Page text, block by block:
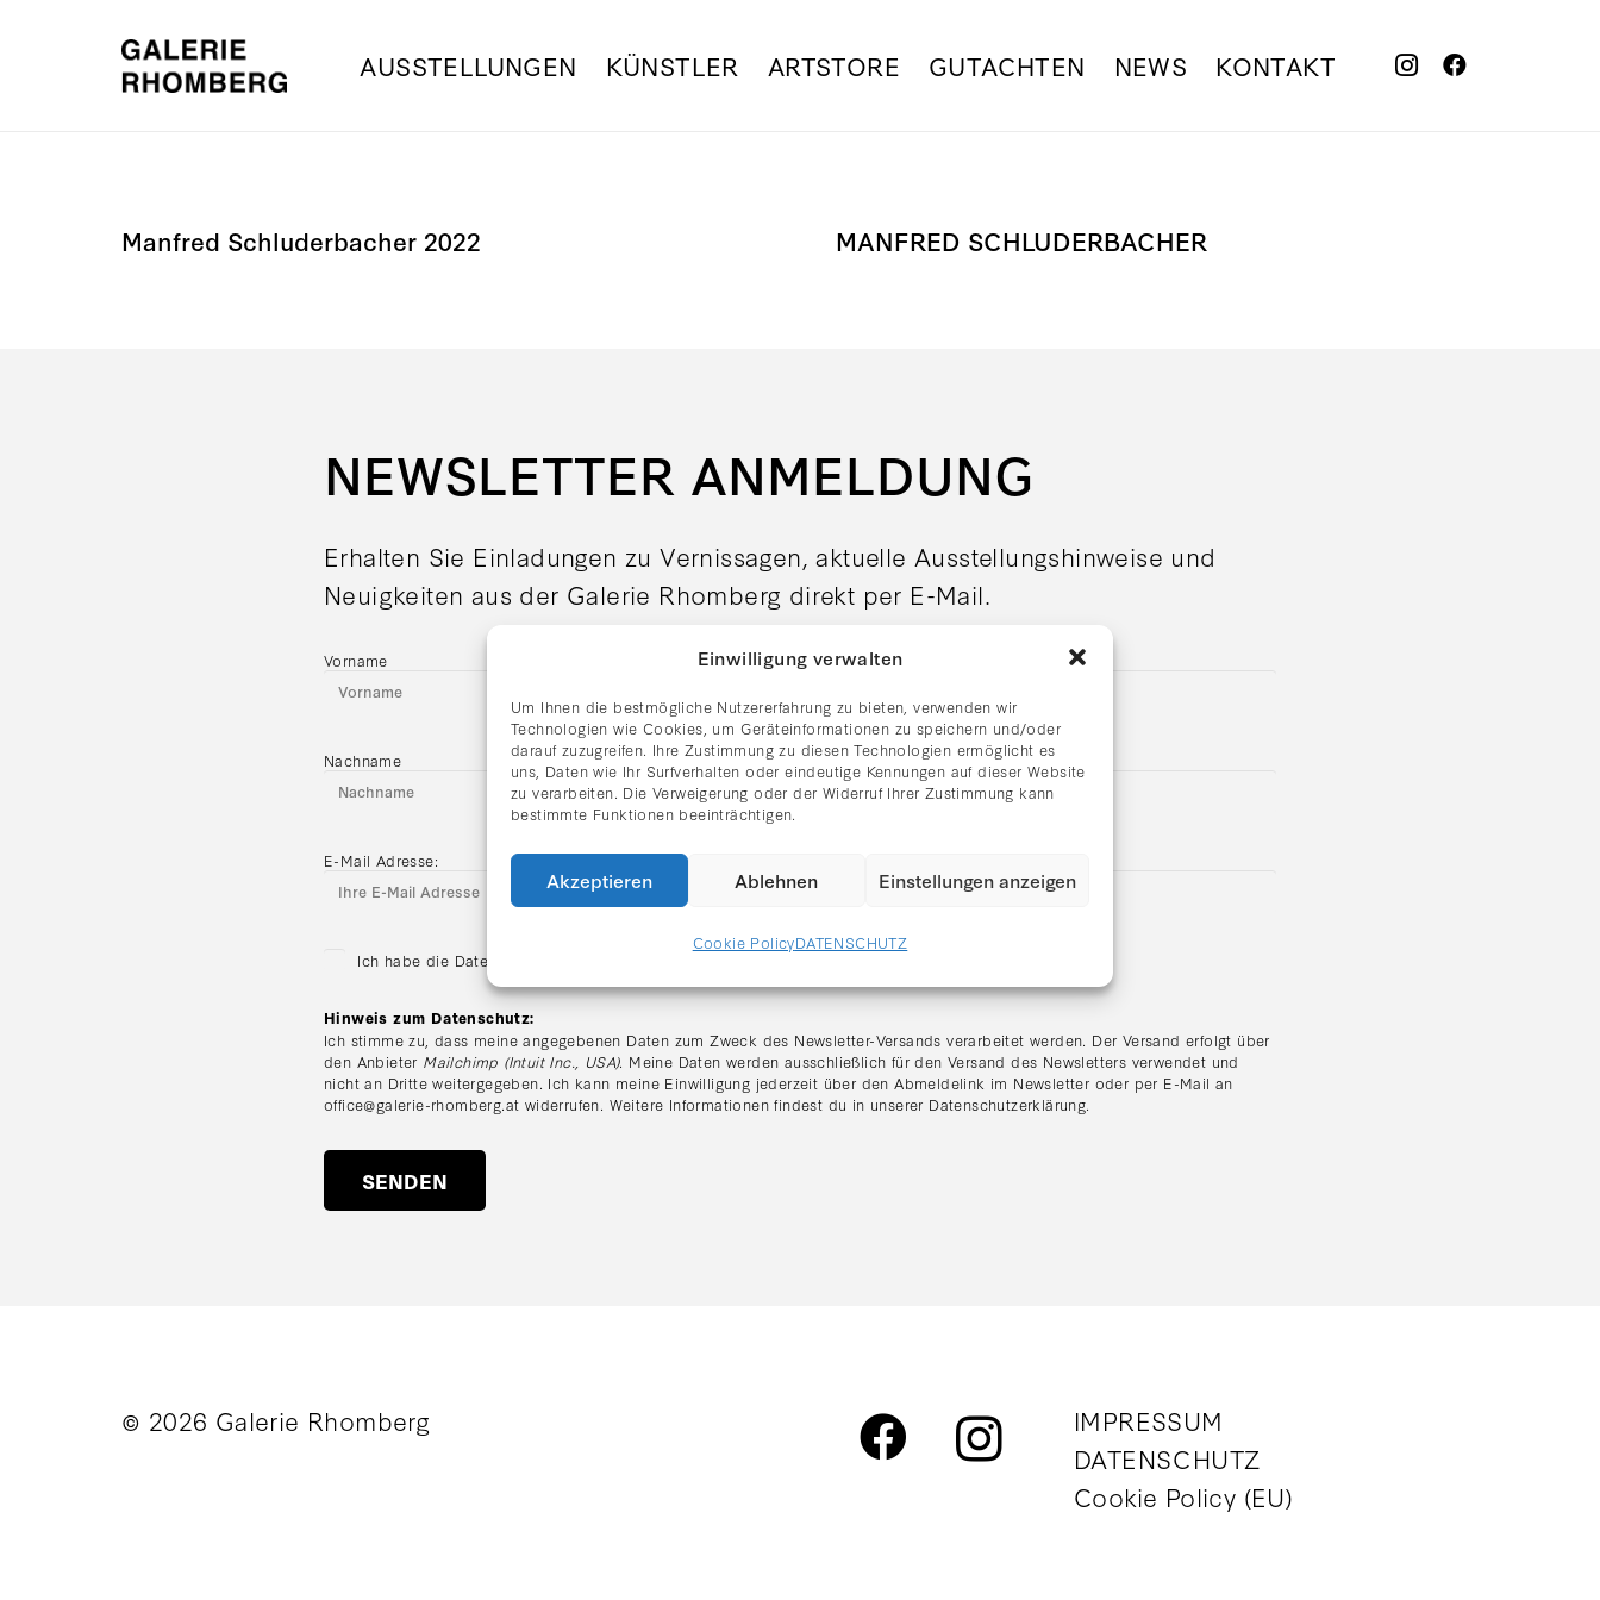
Einwilligung verwalten
Um Ihnen die bestmögliche Nutzererfahrung zu bieten, verwenden wir
Technologien wie Cookies, um Geräteinformationen zu speichern und/oder
darauf zuzugreifen. Ihre Zustimmung zu diesen Technologien ermöglicht es
uns, Daten wie Ihr Surfverhalten oder eindeutige Kennungen auf dieser Website
zu verarbeiten. Die Verweigerung oder der Widerruf Ihrer Zustimmung kann
bestimmte Funktionen beeinträchtigen.
Akzeptieren Ablehnen Einstellungen anzeigen
Cookie PolicyDATENSCHUTZ
AUSSTELLUNGEN KÜNSTLER ARTSTORE GUTACHTEN NEWS KONTAKT
Manfred Schluderbacher 2022 MANFRED SCHLUDERBACHER
NEWSLETTER ANMELDUNG
Erhalten Sie Einladungen zu Vernissagen, aktuelle Ausstellungshinweise und
Neuigkeiten aus der Galerie Rhomberg direkt per E-Mail.
Vorname
Nachname
E-Mail Adresse:
Ich habe die Datenschutzerklärung gelesen und stimme dem Erhalt des Newsletters zu.
Hinweis zum Datenschutz:
Ich stimme zu, dass meine angegebenen Daten zum Zweck des Newsletter-Versands verarbeitet werden. Der Versand erfolgt über
den Anbieter Mailchimp (Intuit Inc., USA). Meine Daten werden ausschließlich für den Versand des Newsletters verwendet und
nicht an Dritte weitergegeben. Ich kann meine Einwilligung jederzeit über den Abmeldelink im Newsletter oder per E-Mail an
office@galerie-rhomberg.at widerrufen. Weitere Informationen findest du in unserer Datenschutzerklärung.
© 2026 Galerie Rhomberg
IMPRESSUM
DATENSCHUTZ
Cookie Policy (EU)